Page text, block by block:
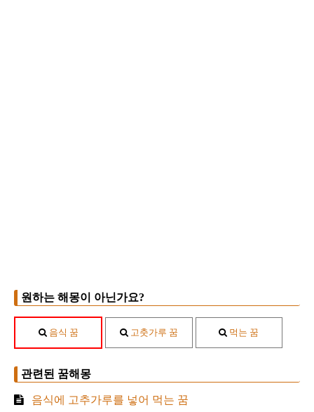
원하는 해몽이 아닌가요?
음식 꿈 고춧가루 꿈 먹는 꿈
관련된 꿈해몽
음식에 고추가루를 넣어 먹는 꿈